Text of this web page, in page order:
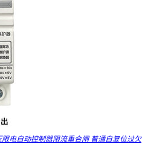
电自动控制器限流重合闸 普通自复位过欠